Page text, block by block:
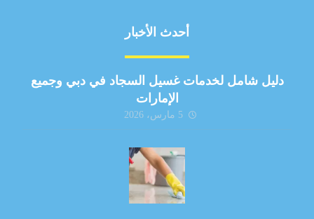
أحدث الأخبار
دليل شامل لخدمات غسيل السجاد في دبي وجميع
الإمارات
5 مارس، 2026